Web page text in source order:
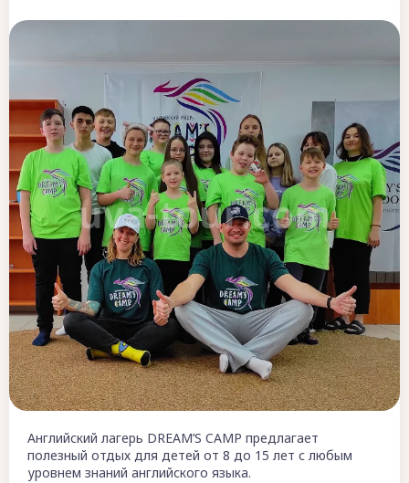
Английский лагерь DREAM’S CAMP предлагает
полезный отдых для детей от 8 до 15 лет с любым
уровнем знаний английского языка.